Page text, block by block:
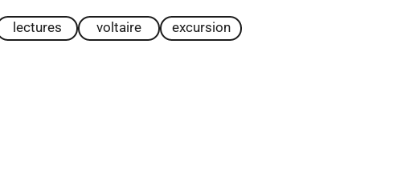
lectures voltaire excursion